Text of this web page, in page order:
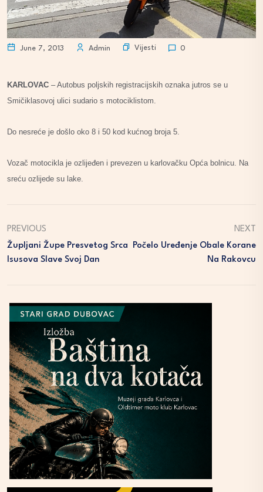
June 7, 2013 Admin Vijesti 0
KARLOVAC – Autobus poljskih registracijskih oznaka jutros se u
Smičiklasovoj ulici sudario s motociklistom.
Do nesreće je došlo oko 8 i 50 kod kućnog broja 5.
Vozač motocikla je ozlijeđen i prevezen u karlovačku Opća bolnicu. Na
sreću ozlijede su lake.
PREVIOUS
Župljani Župe Presvetog Srca
Isusova Slave Svoj Dan
NEXT
Počelo Uređenje Obale Korane
Na Rakovcu